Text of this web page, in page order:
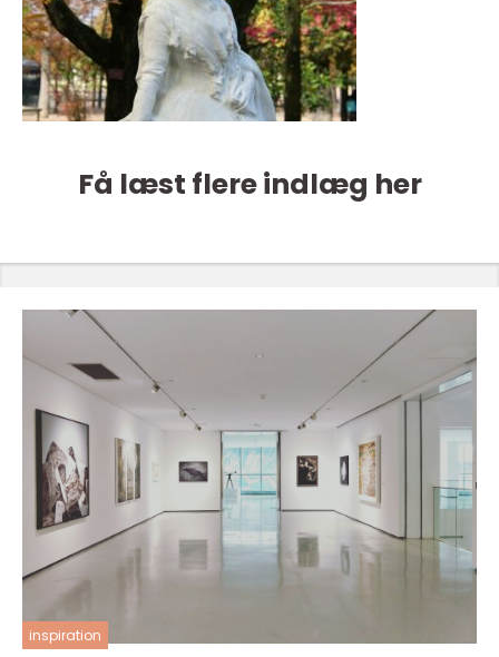
Få læst flere indlæg her
inspiration